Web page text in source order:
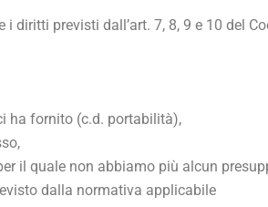
previsti dall’art. 7, 8, 9 e 10 del
ha fornito (c.d. portabilità),
il quale non abbiamo più alcun
dalla normativa applicabile